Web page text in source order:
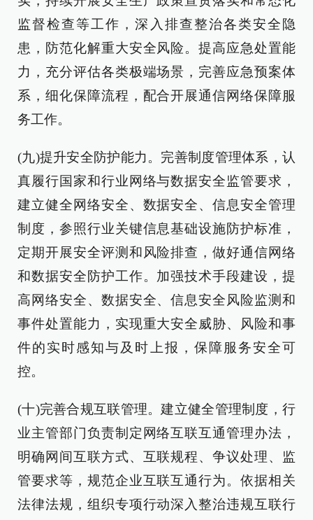
监督检查等工作，深入排查整治各类安全隐
患，防范化解重大安全风险。提高应急处置能
力，充分评估各类极端场景，完善应急预案体
系，细化保障流程，配合开展通信网络保障服
务工作。
(九)提升安全防护能力。完善制度管理体系，认
真履行国家和行业网络与数据安全监管要求，
建立健全网络安全、数据安全、信息安全管理
制度，参照行业关键信息基础设施防护标准，
定期开展安全评测和风险排查，做好通信网络
和数据安全防护工作。加强技术手段建设，提
高网络安全、数据安全、信息安全风险监测和
事件处置能力，实现重大安全威胁、风险和事
件的实时感知与及时上报，保障服务安全可
控。
(十)完善合规互联管理。建立健全管理制度，行
业主管部门负责制定网络互联互通管理办法，
明确网间互联方式、互联规程、争议处理、监
管要求等，规范企业互联互通行为。依据相关
法律法规，组织专项行动深入整治违规互联行